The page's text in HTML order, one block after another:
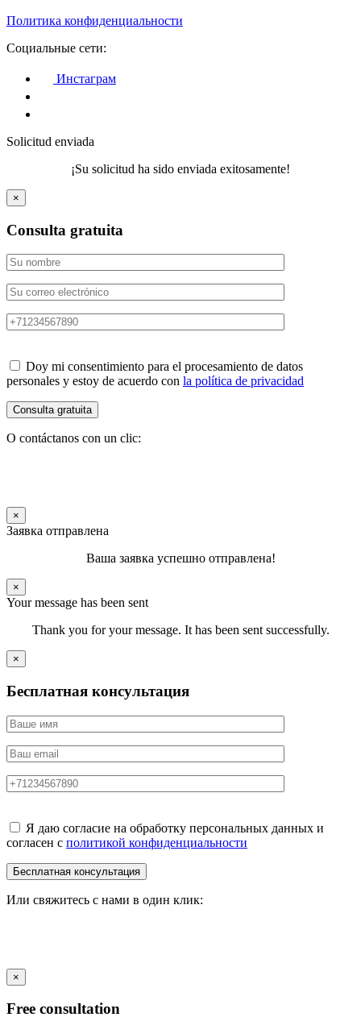
Политика конфиденциальности
Социальные сети:
Инстаграм
Solicitud enviada
¡Su solicitud ha sido enviada exitosamente!
×
Consulta gratuita
Doy mi consentimiento para el procesamiento de datos
personales y estoy de acuerdo con la política de privacidad
O contáctanos con un clic:
×
Заявка отправлена
Ваша заявка успешно отправлена!
×
Your message has been sent
Thank you for your message. It has been sent successfully.
×
Бесплатная консультация
Я даю согласие на обработку персональных данных и
согласен с политикой конфиденциальности
Или свяжитесь с нами в один клик:
×
Free consultation